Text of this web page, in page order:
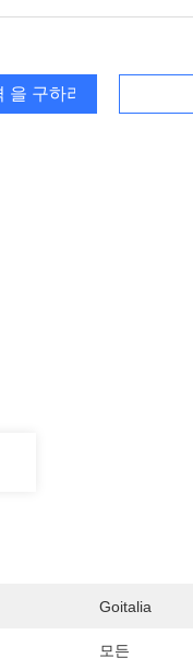
을 구하라
Goitalia
모든